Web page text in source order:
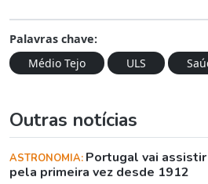
Palavras chave:
Médio Tejo
ULS
Outras notícias
ASTRONOMIA: Portugal vai
pela primeira vez desde 1912